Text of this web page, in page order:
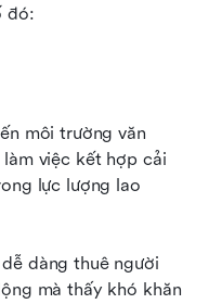
đó:
môi trường văn
việc kết hợp cải
lực lượng lao
dàng thuê người
mà thấy khó khăn